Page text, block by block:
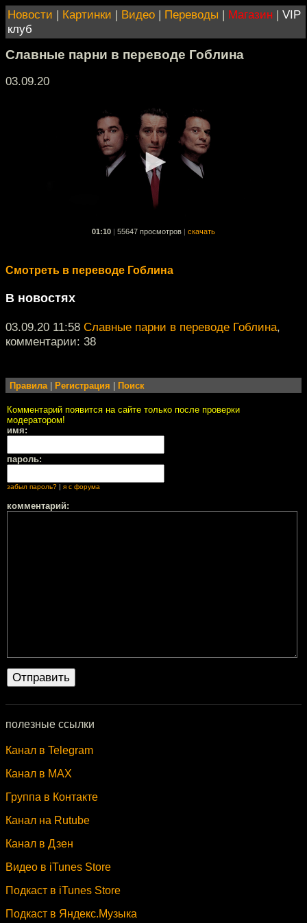
Новости | Картинки | Видео | Переводы | Магазин | VIP
клуб
Славные парни в переводе Гоблина
03.09.20
01:10 55647 просмотров скачать
Смотреть в переводе Гоблина
В новостях
03.09.20 11:58 Славные парни в переводе Гоблина,
комментарии: 38
Правила| Регистрация Поиск
Комментарий появится на сайте только после проверки
модератором!
имя:
пароль:
забыл пароль? я с форума
комментарий:
полезные ссылки
Канал в Telegram
Канал в MAX
Группа в Контакте
Канал на Rutube
Канал в Дзен
Видео в iTunes Store
Подкаст в iTunes Store
Подкаст в Яндекс.Музыка